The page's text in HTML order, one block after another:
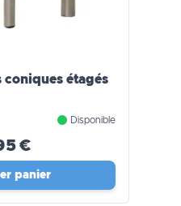
étagés
Disponible
€
panier